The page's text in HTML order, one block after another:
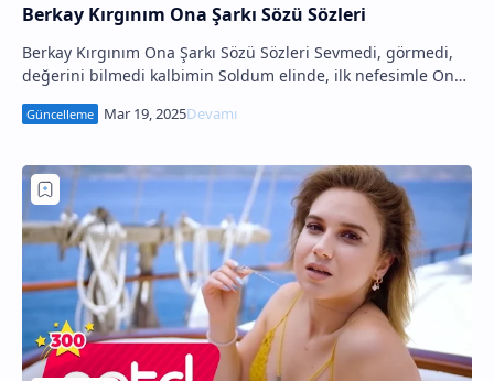
Berkay Kırgınım Ona Şarkı Sözü Sözleri
Berkay Kırgınım Ona Şarkı Sözü Sözleri Sevmedi, görmedi,
değerini bilmedi kalbimin Soldum elinde, ilk nefesimle Onu